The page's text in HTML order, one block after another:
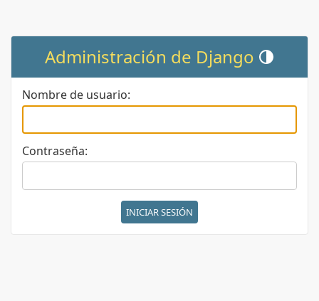
Administración de Django Cambiar
Nombre de usuario:
Contraseña: